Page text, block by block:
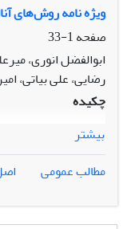
ویژه نامه روش‌های
صفحه1-33
ابوالفضل انوری،
رضایی، علی بیاتی،
چکیده
بیشتر
مطالب عمومی